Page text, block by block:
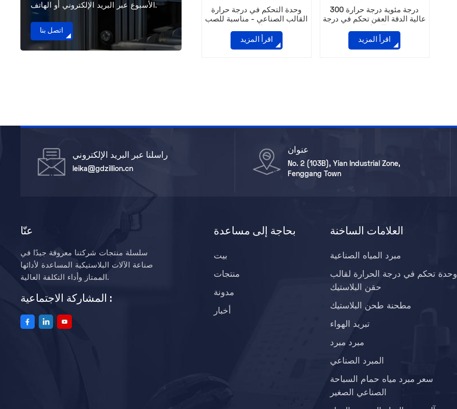
الأسبوع عبر البريد الإلكتروني أو الهاتف.
اتصل بنا
وحدة التحكم في درجة حرارة
القالب الصناعي - مناسبة للصب
اقرأ المزيد
300 درجة مئوية درجة حرارة
عالية الدقة العفن تحكم في درجة
اقرأ المزيد
راسلنا عبر البريد الإلكتروني
leika@gdzillion.cn
عنوان
No. 2 (103B), Yian Industrial Zone,
Fenggang Town
عنّا
سلسلة منتجات شركتنا معروفة جيدًا في
صناعة الآلات البلاستيكية المساعدة لأدائها
الممتاز وأداء التكلفة العالية.
المشاركة الاجتماعية :
بحاجة إلى مساعدة
بيت
منتجات
مدونة
أخبار
العلامات الساخنة
مبرد المياه الصناعية
وحدة تحكم في درجة الحرارة لقالب
حقن البلاستيك
مطحنة طحن البلاستيك
تبريد الهواء
مبرد مبرد
المبرد الصناعي
سعر مبرد مياه حمام السباحة
الصناعي الصغير